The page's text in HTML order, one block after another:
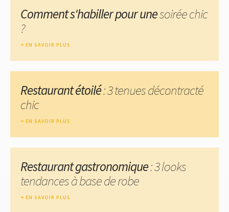
Comment s'habiller pour unesoirée chic
?
EN SAVOIR PLUS
Restaurant étoilé: 3 tenues décontracté
chic
EN SAVOIR PLUS
Restaurant gastronomique: 3 looks
tendances à base de robe
EN SAVOIR PLUS